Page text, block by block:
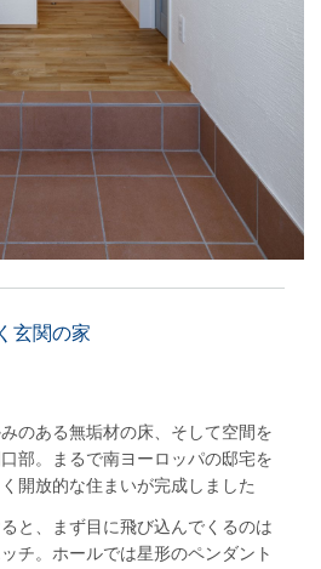
玄関の家
のある無垢材の床、そして空間を
部。まるで南ヨーロッパの邸宅を
開放的な住まいが完成しました
と、まず目に飛び込んでくるのは
チ。ホールでは星形のペンダント